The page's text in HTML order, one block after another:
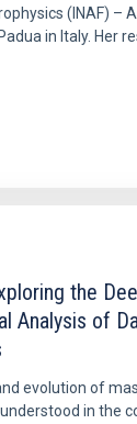
(INAF) –
in Italy. Her
the
Analysis of
evolution of
in the